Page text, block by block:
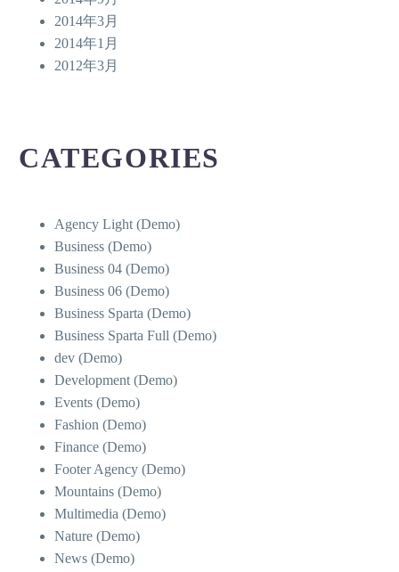
2014年3月
2014年1月
2012年3月
CATEGORIES
Agency Light (Demo)
Business (Demo)
Business 04 (Demo)
Business 06 (Demo)
Business Sparta (Demo)
Business Sparta Full (Demo)
dev (Demo)
Development (Demo)
Events (Demo)
Fashion (Demo)
Finance (Demo)
Footer Agency (Demo)
Mountains (Demo)
Multimedia (Demo)
Nature (Demo)
News (Demo)